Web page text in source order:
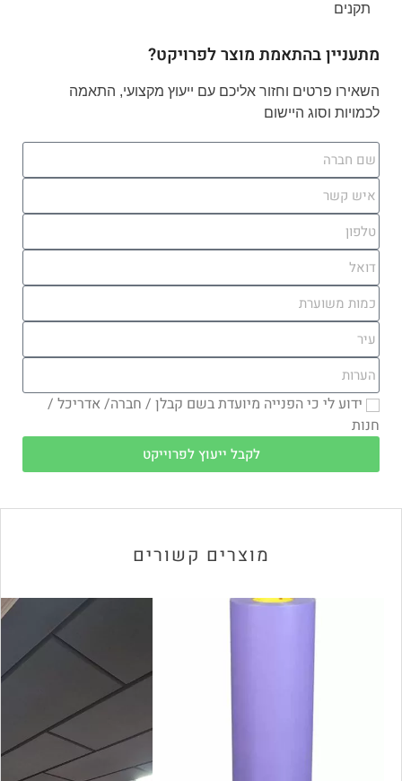
תקנים
מתעניין בהתאמת מוצר לפרויקט?
השאירו פרטים וחזור אליכם עם ייעוץ מקצועי, התאמה
לכמויות וסוג היישום
ידוע לי כי הפנייה מיועדת בשם קבלן / חברה/ אדריכל /
חנות
לקבל ייעוץ לפרוייקט
מוצרים קשורים